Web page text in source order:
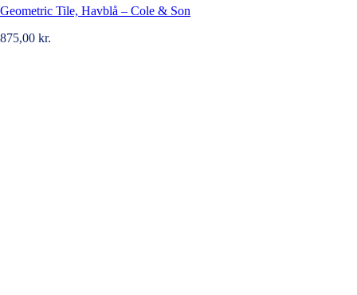
Geometric Tile, Havblå – Cole & Son
875,00 kr.